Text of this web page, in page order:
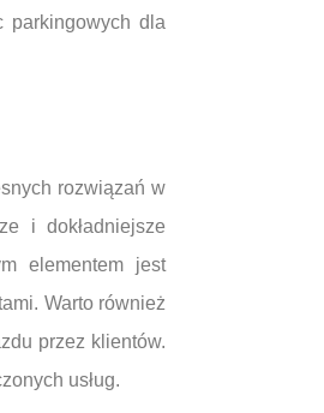
parkingowych dla
rozwiązań w
i dokładniejsze
elementem jest
Warto również
przez klientów.
usług.